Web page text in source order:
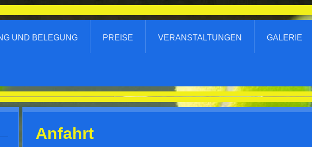
UND BELEGUNG PREISE VERANSTALTUNGEN GALERIE
Schlechtbach 1910 e.V. / Tennishalle Schlechtbach
Anfahrt